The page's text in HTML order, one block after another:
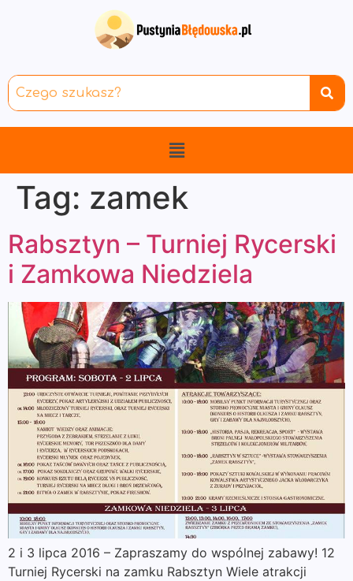
Tag: zamek
Rabsztyn – Turniej Rycerski
i Zamkowa Niedziela
2 i 3 lipca 2016 – Zapraszamy do wspólnej zabawy! 12
Turniej Rycerski na zamku Rabsztyn Wiele atrakcji